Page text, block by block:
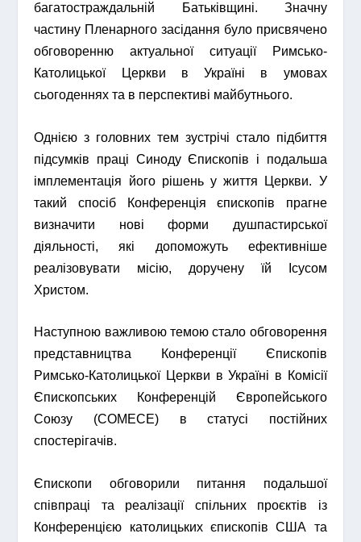
багатостраждальній Батьківщині. Значну
частину Пленарного засідання було присвячено
обговоренню актуальної ситуації Римсько-
Католицької Церкви в Україні в умовах
сьогоденнях та в перспективі майбутнього.
Однією з головних тем зустрічі стало підбиття
підсумків праці Синоду Єпископів і подальша
імплементація його рішень у життя Церкви. У
такий спосіб Конференція єпископів прагне
визначити нові форми душпастирської
діяльності, які допоможуть ефективніше
реалізовувати місію, доручену їй Ісусом
Христом.
Наступною важливою темою стало обговорення
представництва Конференції Єпископів
Римсько-Католицької Церкви в Україні в Комісії
Єпископських Конференцій Європейського
Союзу (COMECE) в статусі постійних
спостерігачів.
Єпископи обговорили питання подальшої
співпраці та реалізації спільних проєктів із
Конференцією католицьких єпископів США та